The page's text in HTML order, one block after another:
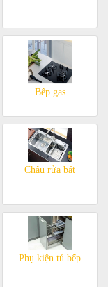
Bếp gas
Chậu rửa bát
Phụ kiện tủ bếp